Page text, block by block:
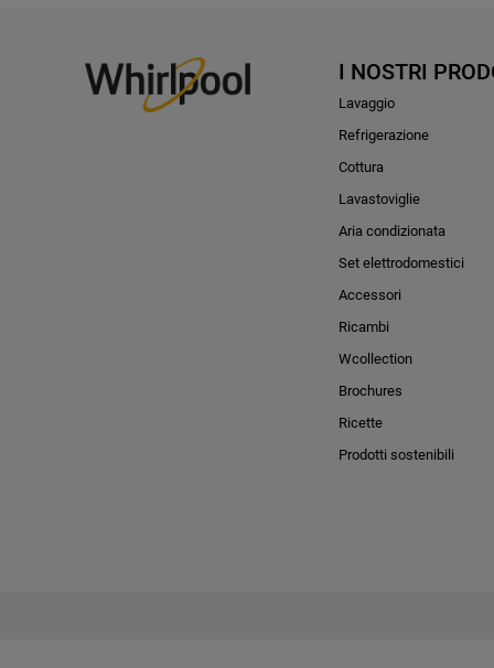
I NOSTRI
Lavaggio
Refrigerazione
Cottura
Lavastoviglie
Aria condizionata
Set elettrodomestici
Accessori
Ricambi
Wcollection
Brochures
Ricette
Prodotti sostenibili